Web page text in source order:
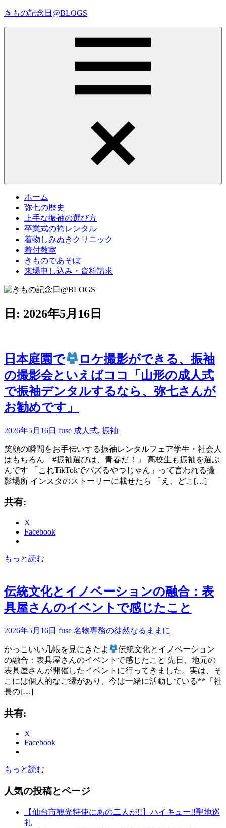
コ
きもの記念日@BLOGS
す。
ホーム
弥七の歴史
上手な振袖の選び方
卒業式の袴レンタル
着物しみぬきクリニック
着付教室
きものであそぼ
来場申し込み・資料請求
日: 2026年5月16日
日本庭園で
ロケ撮影ができる、振袖
の撮影会といえばココ「山形の成人式
で振袖デンタルするなら、弥七さんが
お勧めです」
2026年5月16日 fuse 成人式, 振袖
笑顔の瞬間をお手伝いする振袖レンタルフェア学生・社会人
はもちろん「#振袖選びは、青春だ！」 高校生も振袖を選ぶ
んです 「これTikTokでバズるやつじゃん」って言われる撮
影場所 インスタのストーリーに載せたら 「え、どこ[…]
共有:
X
Facebook
もっと読む
伝統文化とイノベーションの融合：表
具屋さんのイベントで感じたこと
2026年5月16日 fuse 名物専務の徒然なるままに
かっこいい几帳を見にきたよ
伝統文化とイノベーション
の融合：表具屋さんのイベントで感じたこと 先日、地元の
表具屋さんが開催したイベントに行ってきました。実は、そ
こには個人的なご縁があり、今は一緒に活動している**「社
長の[…]
共有:
X
Facebook
もっと読む
人気の投稿とページ
【仙台市観光特使にあの二人が!!】ハイキュー!!聖地巡
礼